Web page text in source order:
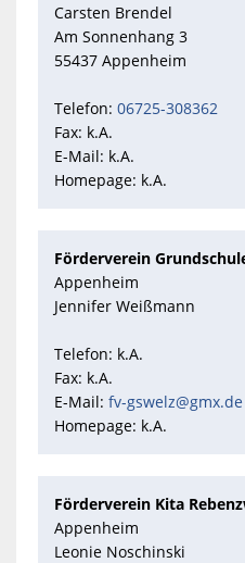
Carsten Brendel
Am Sonnenhang 3
55437 Appenheim
Telefon: 06725-308362
Fax: k.A.
E-Mail: k.A.
Homepage: k.A.
Förderverein
Appenheim
Jennifer Weißmann
Telefon: k.A.
Fax: k.A.
E-Mail: fv-gswelz@gmx.de
Homepage: k.A.
Förderverein Kita
Appenheim
Leonie Noschinski